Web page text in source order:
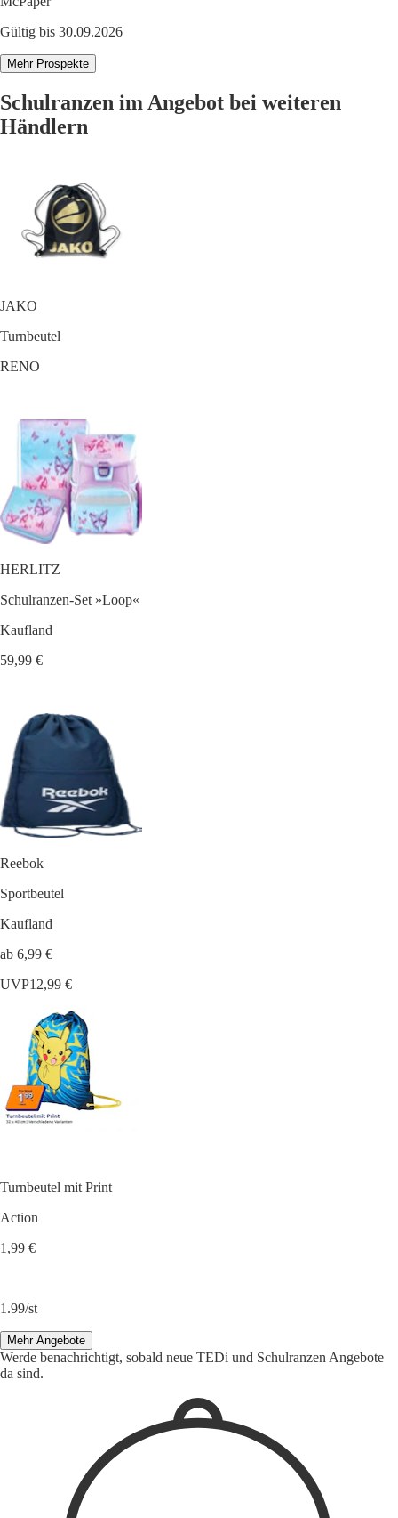
Gültig bis 30.09.2026
Mehr Prospekte
Schulranzen im Angebot bei weiteren
Händlern
JAKO
Turnbeutel
RENO
HERLITZ
Schulranzen-Set »Loop«
Kaufland
59,99 €
Reebok
Sportbeutel
Kaufland
ab 6,99 €
UVP12,99 €
Turnbeutel mit Print
Action
1,99 €
1.99/st
Mehr Angebote
Werde benachrichtigt, sobald neue TEDi und Schulranzen Angebote
da sind.